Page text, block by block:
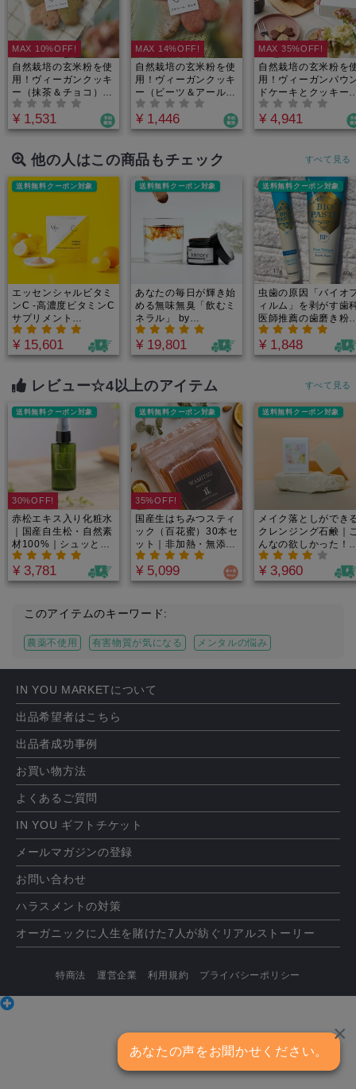
味しい大人のショコラ
MAX 10%OFF!
自然栽培の玄米粉を使
用！ヴィーガンクッキ
ー（抹茶＆チョコ）｜
【 IN YOU MARKET
限定】海外で大注目の
健康食材、カテキン・
が豊富な「有機抹茶」
のクッキーと、みんな
大好き有機ヴィーガン
チョコを使ったクッキ
¥ 1,531
MAX 14%OFF!
自然栽培の玄米粉を使
用！ヴィーガンクッキ
ー（ビーツ＆アールグ
レイ）｜【 IN YOU
MARKET限定】今大
注目の、必須ミネラル
富なビーツを使用！ほ
のかなピンク色が可愛
いビーツクッキーと、
大人気のアールグレイ
クッキーの嬉しいセッ
¥ 1,446
MAX 35%OFF!
自然栽培の玄米粉を
用！ヴィーガンパウ
ドケーキとクッキー
セット｜【 IN YOU
MARKET限定】原材
料と美味しさにとこ
た、ヴィーガン パウ
のセット！ヴィーガ
とは気づかないほど
美味しさ！
¥ 4,941
他の人はこの商品もチェック すべて見る
送料無料クーポン対象
エッセンシャルビタミ
ンC -高濃度ビタミンC
サプリメント
30000mg｜1回
1000mg、完全オーガ
ニック×非加熱のビタ
で摂取できる！by
Minery
¥ 15,601
送料無料クーポン対象
あなたの毎日が輝き始
める無味無臭「飲むミ
ネラル」 by
Minery(ミネリー）カ
ナダ原生林から誕生！
重金属・農薬テスト済
月分でお得！1日188
円からのミネラル週
間。
¥ 19,801
送料無料クーポン対象
虫歯の原因「バイオ
ィルム」を剥がす歯
医師推薦の歯磨き粉
【メンソール】
¥ 1,848
レビュー☆4以上のアイテム すべて見る
30%OFF!
送料無料クーポン対象
赤松エキス入り化粧水
｜国産自生松・自然素
材100%｜シュッとひ
と吹き！お肌にスーッ
となじんでしっかり保
湿！発酵エキスや植物
ス。松の爽やかな香り
で身も心もスッキリ。
¥ 3,781
35%OFF!
送料無料クーポン対象
国産生はちみつスティ
ック（百花蜜）30本セ
ット｜非加熱・無添
加・薬剤投与なし・農
薬不検出で栄養そのま
ま！0.1％しか採れな
チの純粋蜂蜜。持ち運
びに便利な使い切りタ
イプで、エネルギー補
給・集中力UPに。
¥ 5,099
送料無料クーポン対象
メイク落としができ
クレンジング石鹸｜
んなの欲しかった！
全原料、農薬不使用
¥ 3,960
このアイテムのキーワード:
農薬不使用 有害物質が気になる メンタルの悩み
IN YOU MARKETについて
出品希望者はこちら
出品者成功事例
お買い物方法
よくあるご質問
IN YOU ギフトチケット
メールマガジンの登録
お問い合わせ
ハラスメントの対策
オーガニックに人生を賭けた7人が紡ぐリアルストーリー
特商法 運営企業 利用規約 プライバシーポリシー
×
あなたの声をお聞かせください。